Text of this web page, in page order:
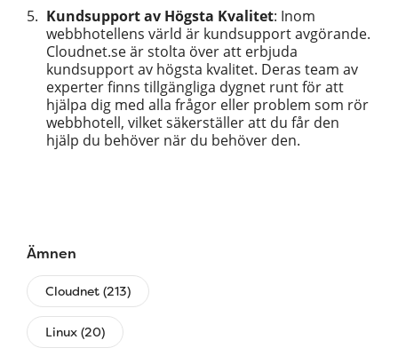
Kundsupport av Högsta Kvalitet: Inom
webbhotellens värld är kundsupport avgörande.
Cloudnet.se är stolta över att erbjuda
kundsupport av högsta kvalitet. Deras team av
experter finns tillgängliga dygnet runt för att
hjälpa dig med alla frågor eller problem som rör
webbhotell, vilket säkerställer att du får den
hjälp du behöver när du behöver den.
Ämnen
Cloudnet (213)
Linux (20)